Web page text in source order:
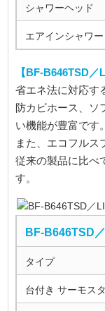
シャワーヘッド
エアインシャワー
【BF-B646TSD／
省エネ法に対応す
防カビホース、ソ
い機能が豊富です。
また、エコフルス
従来の製品に比べ
す。
BF-B646TSD
タイプ
台付き サーモス